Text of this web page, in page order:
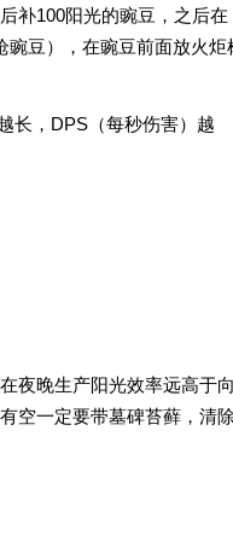
补100阳光的豌豆，之后在
豌豆），在豌豆前面放火炬
长，DPS（每秒伤害）越
夜晚生产阳光效率远高于向
空一定要带墓碑苔藓，清